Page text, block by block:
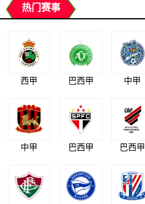
热门赛事
西甲 巴西甲 中甲
中甲 巴西甲 巴西甲